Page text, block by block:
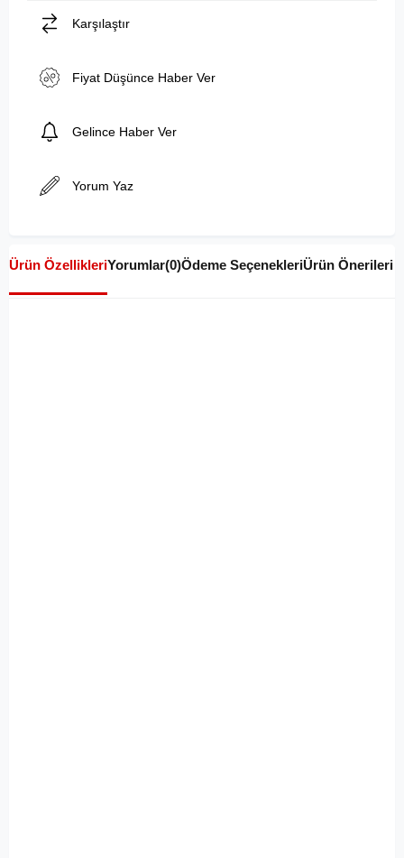
Karşılaştır
Fiyat Düşünce Haber Ver
Gelince Haber Ver
Yorum Yaz
Ürün ÖzellikleriYorumlar(0)Ödeme SeçenekleriÜrün Önerileri